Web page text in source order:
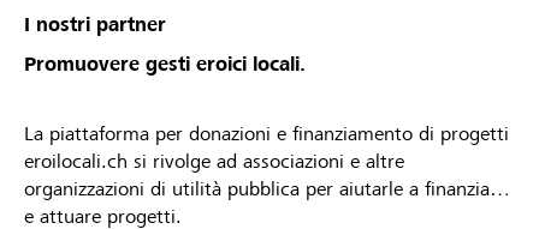
Mittelbünden behält sich das Recht vor, Projekte
oder Organisationsprofile vom Lokalbonus
auszuschliessen.
I nostri partner
Promuovere gesti eroici locali.
La piattaforma per donazioni e finanziamento di progetti
eroilocali.ch si rivolge ad associazioni e altre
organizzazioni di utilità pubblica per aiutarle a finanziare
e attuare progetti.